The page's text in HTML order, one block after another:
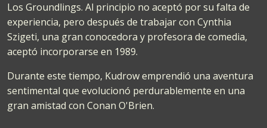
Los Groundlings. Al principio no aceptó por su falta de
experiencia, pero después de trabajar con Cynthia
Szigeti, una gran conocedora y profesora de comedia,
aceptó incorporarse en 1989.
Durante este tiempo, Kudrow emprendió una aventura
sentimental que evolucionó perdurablemente en una
gran amistad con Conan O'Brien.